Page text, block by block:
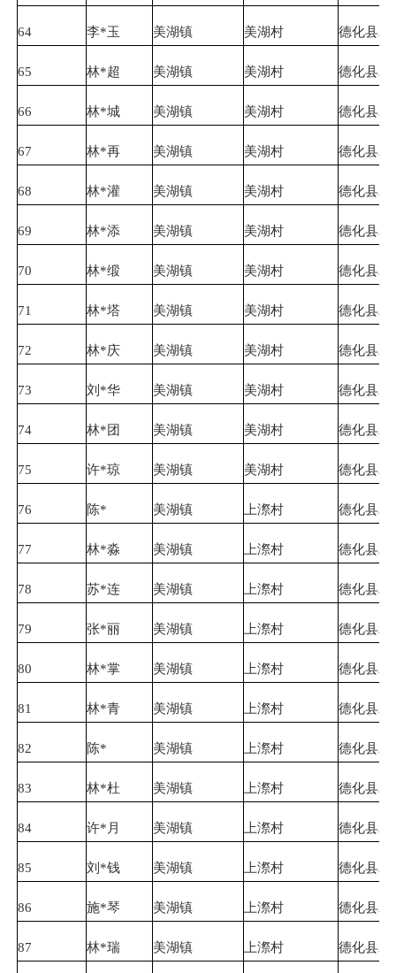
64 李*玉 美湖镇 美湖村 德化县农
65 林*超 美湖镇 美湖村 德化县农
66 林*城 美湖镇 美湖村 德化县农
67 林*再 美湖镇 美湖村 德化县农
68 林*灌 美湖镇 美湖村 德化县农
69 林*添 美湖镇 美湖村 德化县农
70 林*缎 美湖镇 美湖村 德化县农
71 林*塔 美湖镇 美湖村 德化县农
72 林*庆 美湖镇 美湖村 德化县农
73 刘*华 美湖镇 美湖村 德化县农
74 林*团 美湖镇 美湖村 德化县农
75 许*琼 美湖镇 美湖村 德化县农
76 陈* 美湖镇 上漈村 德化县农
77 林*淼 美湖镇 上漈村 德化县农
78 苏*连 美湖镇 上漈村 德化县农
79 张*丽 美湖镇 上漈村 德化县农
80 林*掌 美湖镇 上漈村 德化县农
81 林*青 美湖镇 上漈村 德化县农
82 陈* 美湖镇 上漈村 德化县农
83 林*杜 美湖镇 上漈村 德化县农
84 许*月 美湖镇 上漈村 德化县农
85 刘*钱 美湖镇 上漈村 德化县农
86 施*琴 美湖镇 上漈村 德化县农
87 林*瑞 美湖镇 上漈村 德化县农